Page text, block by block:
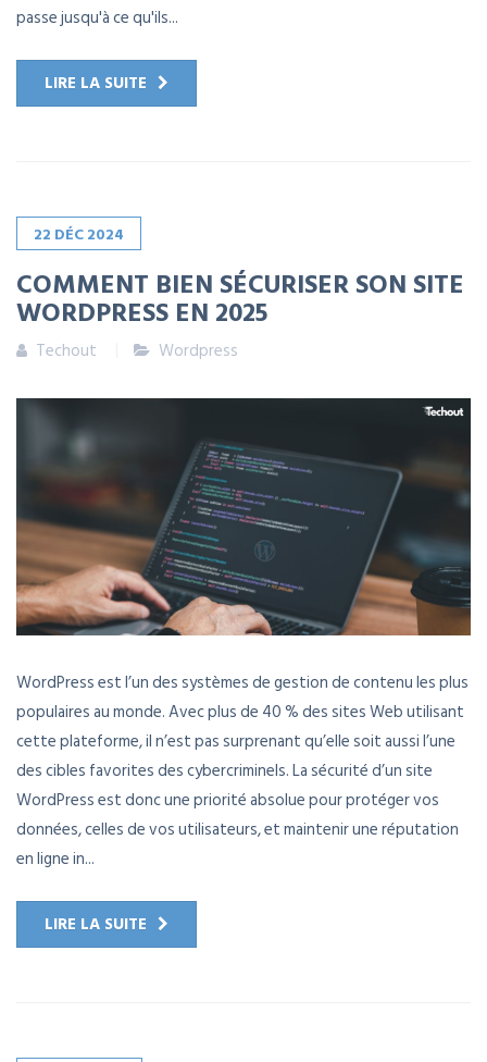
passe jusqu'à ce qu'ils...
LIRE LA SUITE
22 DÉC2024
COMMENT BIEN SÉCURISER SON SITE
WORDPRESS EN 2025
Techout Wordpress
WordPress est l’un des systèmes de gestion de contenu les plus
populaires au monde. Avec plus de 40 % des sites Web utilisant
cette plateforme, il n’est pas surprenant qu’elle soit aussi l’une
des cibles favorites des cybercriminels. La sécurité d’un site
WordPress est donc une priorité absolue pour protéger vos
données, celles de vos utilisateurs, et maintenir une réputation
en ligne in...
LIRE LA SUITE